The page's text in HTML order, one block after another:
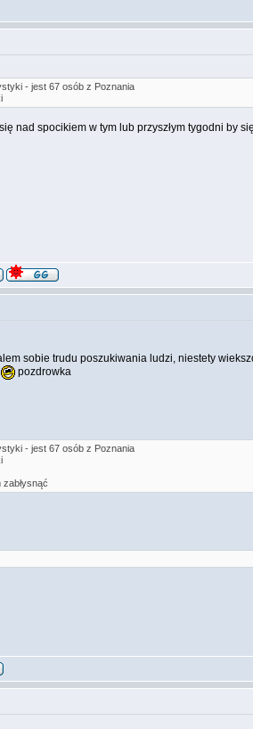
- jest 67 osób z Poznania
nad spocikiem w tym lub przyszłym tygodni by
sobie trudu poszukiwania ludzi, niestety
pozdrowka
- jest 67 osób z Poznania